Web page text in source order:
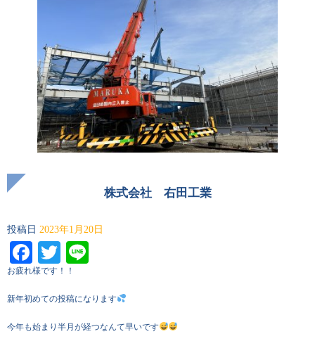
株式会社 右田工業
投稿日 2023年1月20日
Facebook
Twitter
お疲れ様です！！
新年初めての投稿になります
今年も始まり半月が経つなんて早いです